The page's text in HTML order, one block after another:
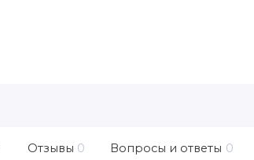
Отзывы 0 Вопросы и ответы 0